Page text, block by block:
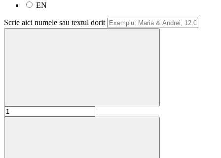
EN
Scrie aici numele sau textul dorit